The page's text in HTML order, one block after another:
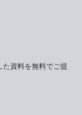
資料を無料でご提